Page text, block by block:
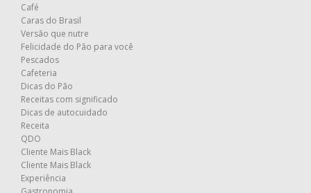
Café
Caras do Brasil
Versão que nutre
Felicidade do Pão para você
Pescados
Cafeteria
Dicas do Pão
Receitas com significado
Dicas de autocuidado
Receita
QDO
Cliente Mais Black
Cliente Mais Black
Experiência